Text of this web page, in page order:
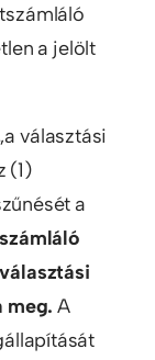
a jelölt
választási
(1)
a
meg. A